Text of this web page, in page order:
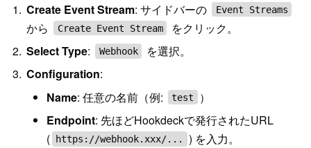
Create Event Stream: サイドバーの Event Streams
から Create Event Stream
をクリック。
Select Type: Webhook
を選択。
Configuration:
Name: 任意の名前（例: test
）
Endpoint: 先ほどHookdeckで発行されたURL
(
https://webhook.xxx/...
) を入力。